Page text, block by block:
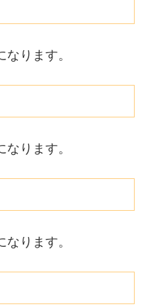
なります。
なります。
なります。